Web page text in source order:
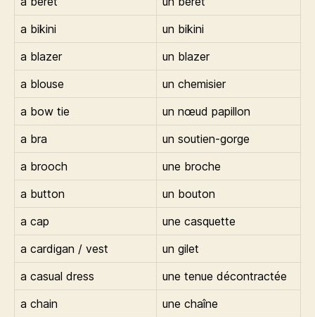
a bikini
un bikini
a blazer
un blazer
a blouse
un chemisier
a bow tie
un nœud papillon
a bra
un soutien-gorge
a brooch
une broche
a button
un bouton
a cap
une casquette
a cardigan / vest
un gilet
a casual dress
une tenue décontractée
a chain
une chaîne